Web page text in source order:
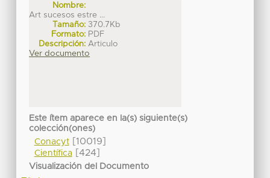
Nombre:
Art sucesos estre ...
Tamaño: 370.7Kb
Formato: PDF
Descripción: Articulo
Ver documento
Este ítem aparece en la(s) siguiente(s)
colección(ones)
Conacyt[10019]
Científica[424]
Visualización del Documento